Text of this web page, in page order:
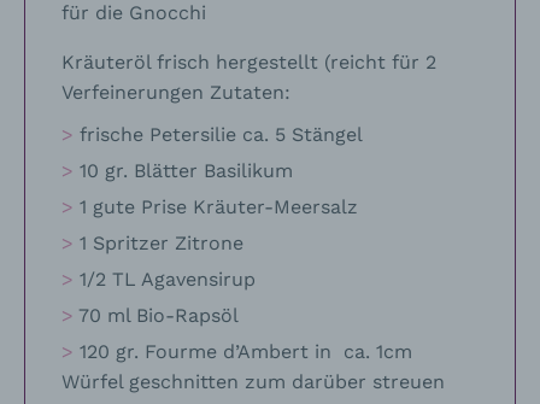
für die Gnocchi
Kräuteröl frisch hergestellt (reicht für 2
Verfeinerungen Zutaten:
frische Petersilie ca. 5 Stängel
10 gr. Blätter Basilikum
1 gute Prise Kräuter-Meersalz
1 Spritzer Zitrone
1/2 TL Agavensirup
70 ml Bio-Rapsöl
120 gr. Fourme d’Ambert in ca. 1cm
Würfel geschnitten zum darüber streuen